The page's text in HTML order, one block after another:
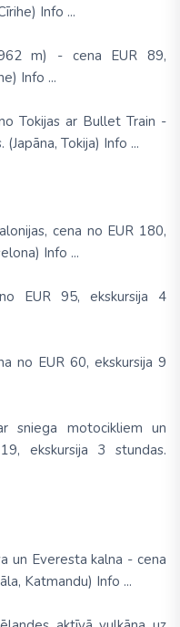
Info ...
m) - cena EUR 89,
Info ...
Tokijas ar Bullet Train -
Tokija) Info ...
cena no EUR 180,
Info ...
EUR 95, ekskursija 4
no EUR 60, ekskursija 9
sniega motocikliem un
ekskursija 3 stundas.
un Everesta kalna - cena
Katmandu) Info ...